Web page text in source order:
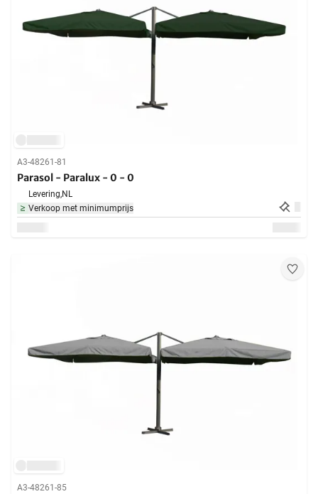
A3-48261-81
Parasol - Paralux - 0 - 0
Levering,NL
Verkoop met minimumprijs
A3-48261-85